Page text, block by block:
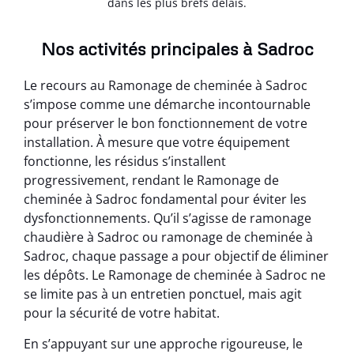
Nos activités principales à Sadroc
Le recours au Ramonage de cheminée à Sadroc
s’impose comme une démarche incontournable
pour préserver le bon fonctionnement de votre
installation. À mesure que votre équipement
fonctionne, les résidus s’installent
progressivement, rendant le Ramonage de
cheminée à Sadroc fondamental pour éviter les
dysfonctionnements. Qu’il s’agisse de ramonage
chaudière à Sadroc ou ramonage de cheminée à
Sadroc, chaque passage a pour objectif de éliminer
les dépôts. Le Ramonage de cheminée à Sadroc ne
se limite pas à un entretien ponctuel, mais agit
pour la sécurité de votre habitat.
En s’appuyant sur une approche rigoureuse, le